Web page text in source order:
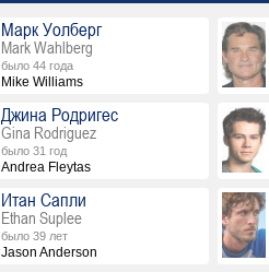
Марк Уолберг
Mark Wahlberg
было 44 года
Mike Williams
Джина Родригес
Gina Rodriguez
было 31 год
Andrea Fleytas
Итан Сапли
Ethan Suplee
было 39 лет
Jason Anderson